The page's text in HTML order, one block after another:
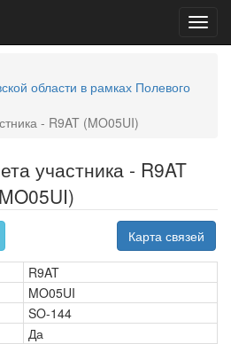
области в рамках Полевого
- R9AT (MO05UI)
участника - R9AT
Карта связей
R9AT
MO05UI
SO-144
Да